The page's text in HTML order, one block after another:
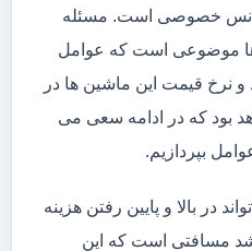
خصوصی است. مسئله
ها موضوعی است که عوامل
و نرخ قیمت این ماشین ها در
بود که در ادامه سعی می
بپردازیم.
در بالا و پایین رفتن هزینه
مسافتی است که این